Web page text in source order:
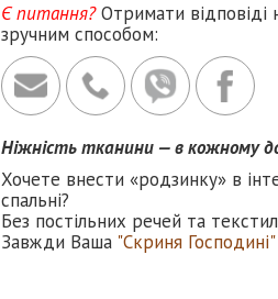
Є питання?Отримати
зручним способом:
Ніжність тканини — в кожному
Хочете внести «родзинку» в
спальні?
Без постільних речей та
Завжди Ваша "Скриня Господині"